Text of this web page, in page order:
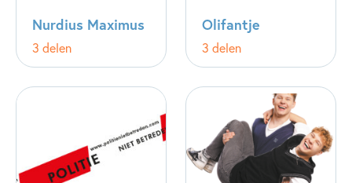
Nurdius Maximus
3 delen
Olifantje
3 delen